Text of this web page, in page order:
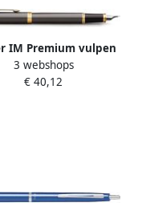
IM Premium vulpen
GT fijn giftbox
3 webshops
€ 40,12